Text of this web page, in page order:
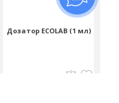
Дозатор ECOLAB (1 мл)